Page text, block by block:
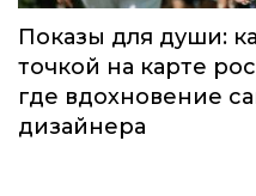
Мода